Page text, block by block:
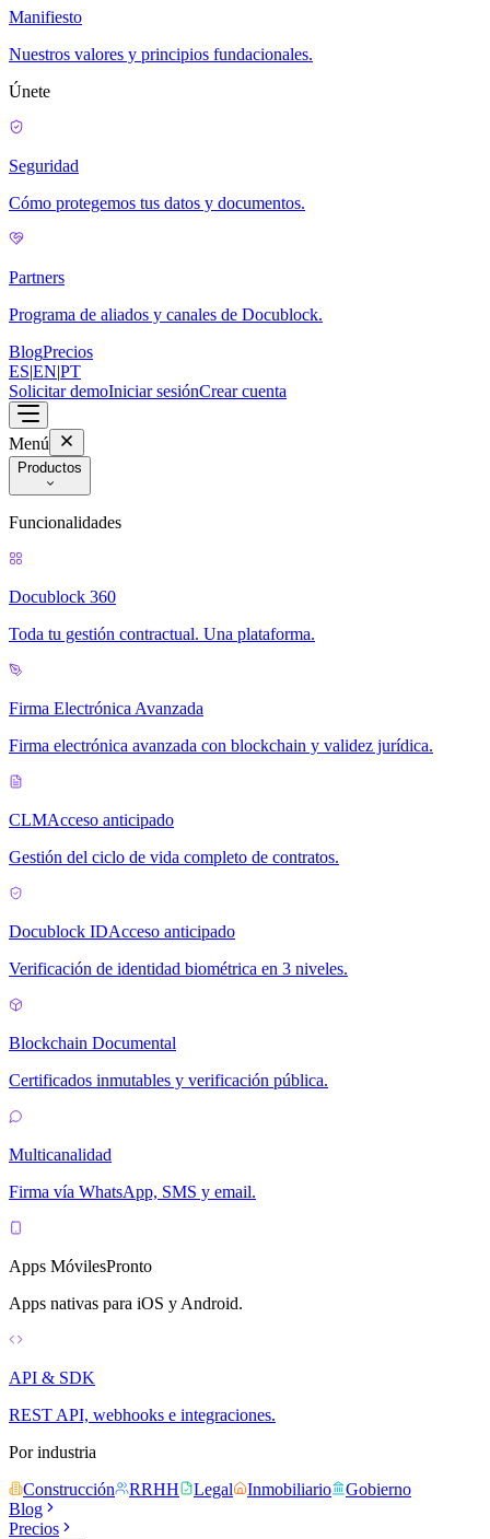
Manifiesto
Nuestros valores y principios fundacionales.
Únete
Seguridad
Cómo protegemos tus datos y documentos.
Partners
Programa de aliados y canales de Docublock.
BlogPrecios
ES|EN|PT
Solicitar demoIniciar sesiónCrear cuenta
Menú
Productos
Funcionalidades
Docublock 360
Toda tu gestión contractual. Una plataforma.
Firma Electrónica Avanzada
Firma electrónica avanzada con blockchain y validez jurídica.
CLMAcceso anticipado
Gestión del ciclo de vida completo de contratos.
Docublock IDAcceso anticipado
Verificación de identidad biométrica en 3 niveles.
Blockchain Documental
Certificados inmutables y verificación pública.
Multicanalidad
Firma vía WhatsApp, SMS y email.
Apps MóvilesPronto
Apps nativas para iOS y Android.
API & SDK
REST API, webhooks e integraciones.
Por industria
Construcción
RRHH Legal Inmobiliario
Gobierno
Blog
Precios